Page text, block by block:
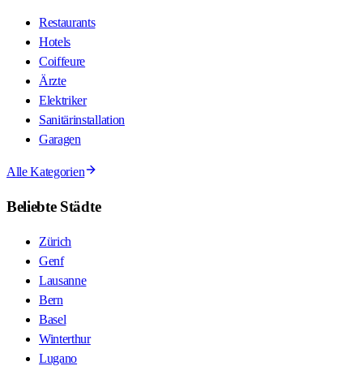
Restaurants
Hotels
Coiffeure
Ärzte
Elektriker
Sanitärinstallation
Garagen
Alle Kategorien
Beliebte Städte
Zürich
Genf
Lausanne
Bern
Basel
Winterthur
Lugano